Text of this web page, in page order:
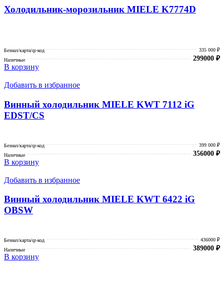
Холодильник-морозильник MIELE K7774D
Безнал/карта/qr-код
335 000 ₽
Наличные
299000 ₽
В корзину
Добавить в избранное
Винный холодильник MIELE KWT 7112 iG
EDST/CS
Безнал/карта/qr-код
399 000 ₽
Наличные
356000 ₽
В корзину
Добавить в избранное
Винный холодильник MIELE KWT 6422 iG
OBSW
Безнал/карта/qr-код
436000 ₽
Наличные
389000 ₽
В корзину